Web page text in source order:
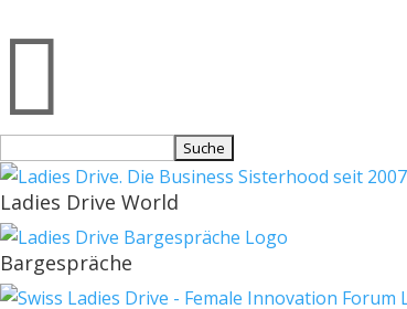

nach:
Ladies Drive World
Bargespräche